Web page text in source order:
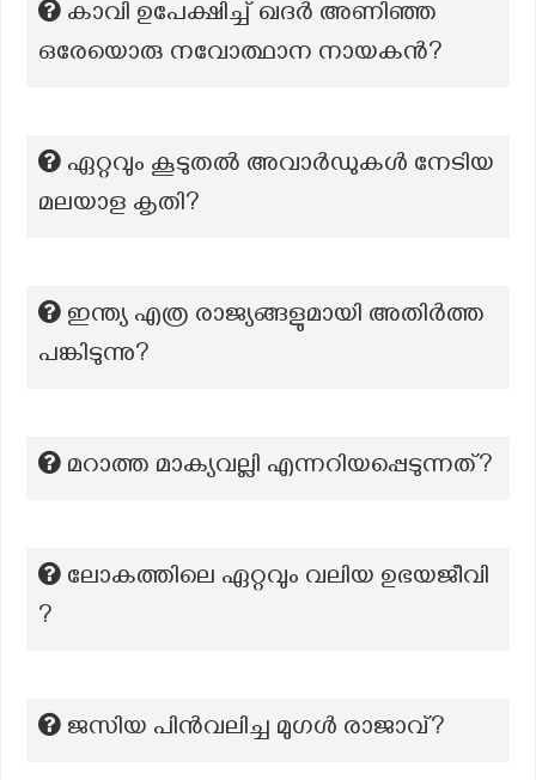
കാവി ഉപേക്ഷിച്ച് ഖദർ അണിഞ്ഞ
ഒരേയൊരു നവോത്ഥാന നായകൻ?
ഏറ്റവും കൂടുതൽ അവാർഡുകൾ നേടിയ
മലയാള കൃതി?
ഇന്ത്യ എത്ര രാജ്യങ്ങളുമായി അതിര്‍ത്ത
പങ്കിടുന്നു?
മറാത്ത മാക്യവല്ലി എന്നറിയപ്പെടുന്നത്?
ലോകത്തിലെ ഏറ്റവും വലിയ ഉഭയജീവി
?
ജസിയ പിൻവലിച്ച മുഗൾ രാജാവ്?